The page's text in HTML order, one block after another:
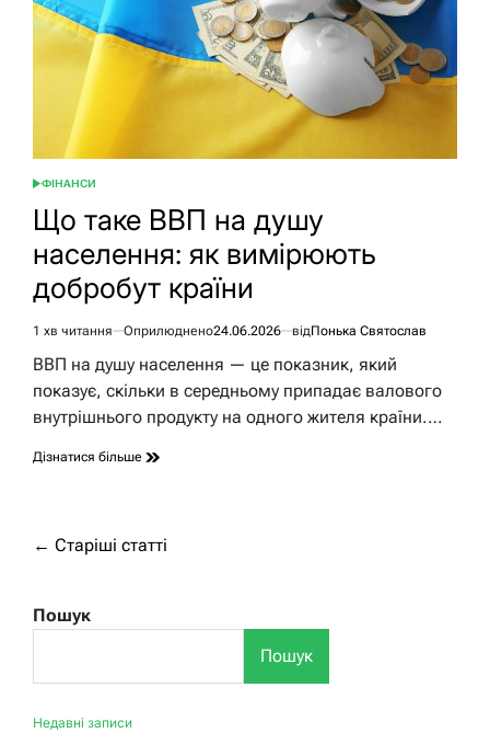
ОПУБЛІКУВАТИ
ФІНАНСИ
Що таке ВВП на душу
населення: як вимірюють
добробут країни
Орієнтовний
час
1 хв читання Оприлюднено24.06.2026 відПонька Святослав
ВВП на душу населення — це показник, який
показує, скільки в середньому припадає валового
внутрішнього продукту на одного жителя країни.…
Дізнатися більше
Навігація
записами
← Старіші статті
Пошук
Пошук
Недавні записи